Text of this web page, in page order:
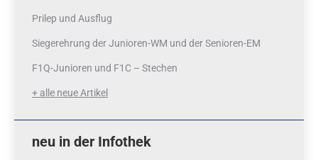
Prilep und Ausflug
Siegerehrung der Junioren-WM und der Senioren-EM
F1Q-Junioren und F1C – Stechen
+ alle neue Artikel
neu in der Infothek